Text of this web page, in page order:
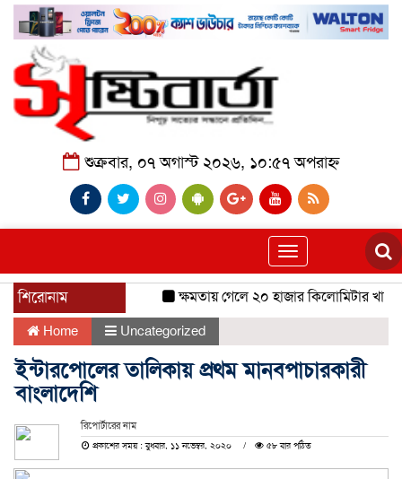
শুক্রবার, ০৭ অগাস্ট ২০২৬, ১০:৫৭ অপরাহ্ন
Toggle
navigation
শিরোনাম ক্ষমতায় গেলে ২০ হাজার কিলোমিটার খাল
Home Uncategorized
ইন্টারপোলের তালিকায় প্রথম মানবপাচারকারী
বাংলাদেশি
রিপোর্টারের নাম
প্রকাশের সময় : বুধবার, ১১ নভেম্বর, ২০২০
৫৮ বার পঠিত